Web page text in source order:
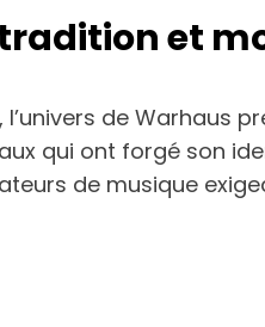
et
de Warhaus
qui ont forgé son
de musique